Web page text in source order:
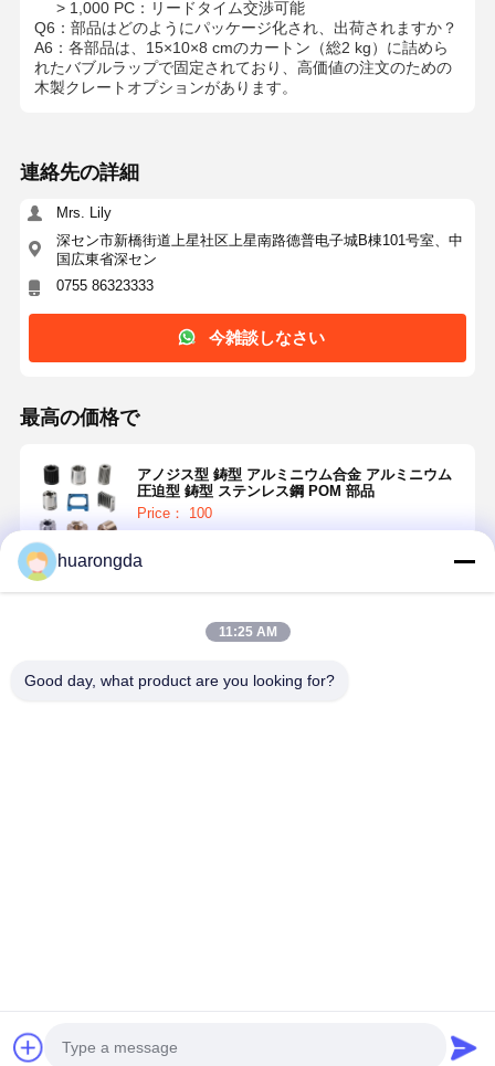
> 1,000 PC： リードタイム交渉可能
Q6：部品はどのようにパッケージ化され、出荷されますか？
A6：各部品は、15×10×8 cmのカートン（総2 kg）に詰めら
れたバブルラップで固定されており、高価値の注文のための
木製クレートオプションがあります。
連絡先の詳細
Mrs. Lily
深セン市新橋街道上星社区上星南路德普电子城B棟101号室、中
国広東省深セン
0755 86323333
今雑談しなさい
最高の価格で
アノジス型 鋳型 アルミニウム合金 アルミニウム
圧迫型 鋳型 ステンレス鋼 POM 部品
Price： 100
Shenzhen Rishenglong Co., Ltd.. All Rights Reserved.
huarongda
11:25 AM
Good day, what product are you looking for?